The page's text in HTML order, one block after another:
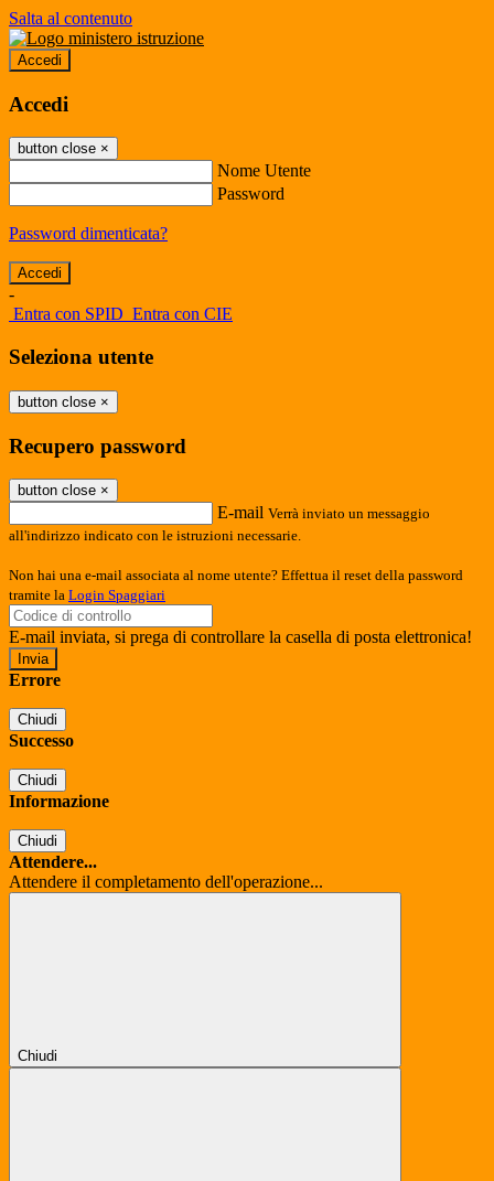
Salta al contenuto
Accedi
Accedi
button close ×
Nome Utente
Password
Password dimenticata?
-
Entra con SPID Entra con CIE
Seleziona utente
button close ×
Recupero password
button close ×
E-mail Verrà inviato un messaggio
all'indirizzo indicato con le istruzioni necessarie.
Non hai una e-mail associata al nome utente? Effettua il reset della password
tramite la Login Spaggiari
E-mail inviata, si prega di controllare la casella di posta elettronica!
Errore
Chiudi
Successo
Chiudi
Informazione
Chiudi
Attendere...
Attendere il completamento dell'operazione...
Chiudi